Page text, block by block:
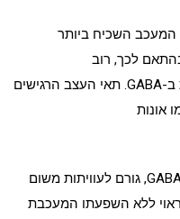
המעכב השכיח ביותר
לכך, רוב
המעכבות במוח משתמשות ב-GABA. תאי העצב הרגישים
אונות
GABA, גורם לעוויתות משום
ללא השפעתו המעכבת